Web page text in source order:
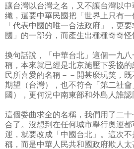
讓台灣以台灣之名，又不讓台灣以
織，還要中華民國把「世界上只有
「代表中國的唯一合法政府」，更
國」的一部分，而產生出種種奇奇怪
換句話說，「中華台北」這個一九
稱，本來就已經是北京施壓下妥協的
民所喜愛的名稱－－開甚麼玩笑，
期望（台灣），也不符合「第二社
國），更何況中南東部和外島人誰認
這個委曲求全的名稱，我們用了二
合了。沒想到在任何城市舉行奧運
運，就要改成「中國台北」。這次
稱，而是中華人民共和國政府欺人太